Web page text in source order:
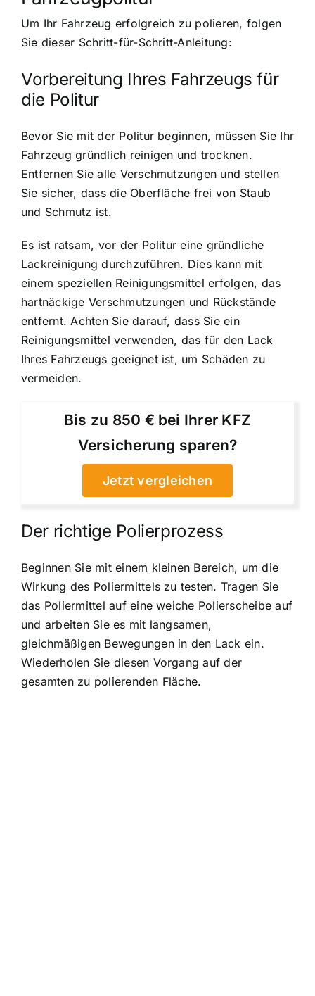
Um Ihr Fahrzeug erfolgreich zu polieren, folgen
Sie dieser Schritt-für-Schritt-Anleitung:
Vorbereitung Ihres Fahrzeugs für
die Politur
Bevor Sie mit der Politur beginnen, müssen Sie Ihr
Fahrzeug gründlich reinigen und trocknen.
Entfernen Sie alle Verschmutzungen und stellen
Sie sicher, dass die Oberfläche frei von Staub
und Schmutz ist.
Es ist ratsam, vor der Politur eine gründliche
Lackreinigung durchzuführen. Dies kann mit
einem speziellen Reinigungsmittel erfolgen, das
hartnäckige Verschmutzungen und Rückstände
entfernt. Achten Sie darauf, dass Sie ein
Reinigungsmittel verwenden, das für den Lack
Ihres Fahrzeugs geeignet ist, um Schäden zu
vermeiden.
Bis zu 850 € bei Ihrer KFZ
Versicherung sparen?
Jetzt vergleichen
Der richtige Polierprozess
Beginnen Sie mit einem kleinen Bereich, um die
Wirkung des Poliermittels zu testen. Tragen Sie
das Poliermittel auf eine weiche Polierscheibe auf
und arbeiten Sie es mit langsamen,
gleichmäßigen Bewegungen in den Lack ein.
Wiederholen Sie diesen Vorgang auf der
gesamten zu polierenden Fläche.